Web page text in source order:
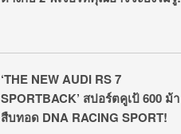
‘THE NEW AUDI RS 7
SPORTBACK’ สปอร์ตคูเป้ 600 ม้า
สืบทอด DNA RACING SPORT!